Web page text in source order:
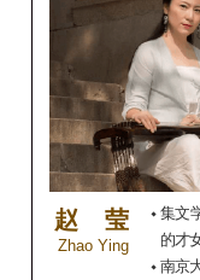
赵 莹
Zhao Ying
集文
的才
南京